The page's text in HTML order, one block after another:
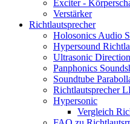
Exciter -
Verstärker
Richtlautsprecher
Holosonics Audio
Hypersound
Ultrasonic
Panphonics
Soundtube
Richtlautsprecher
Hypersonic
Vergleich